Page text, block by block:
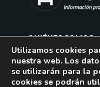
QUIÉNES SOMOS
AVISO LEGAL
POLÍTICA DE
Utilizamos cookies
nuestra web. Los
se utilizarán para la
cookies se podrán